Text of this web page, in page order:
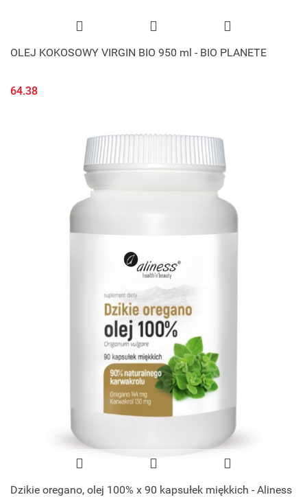
OLEJ KOKOSOWY VIRGIN BIO 950 ml - BIO PLANETE
64.38
Dzikie oregano, olej 100% x 90 kapsułek miękkich - Aliness